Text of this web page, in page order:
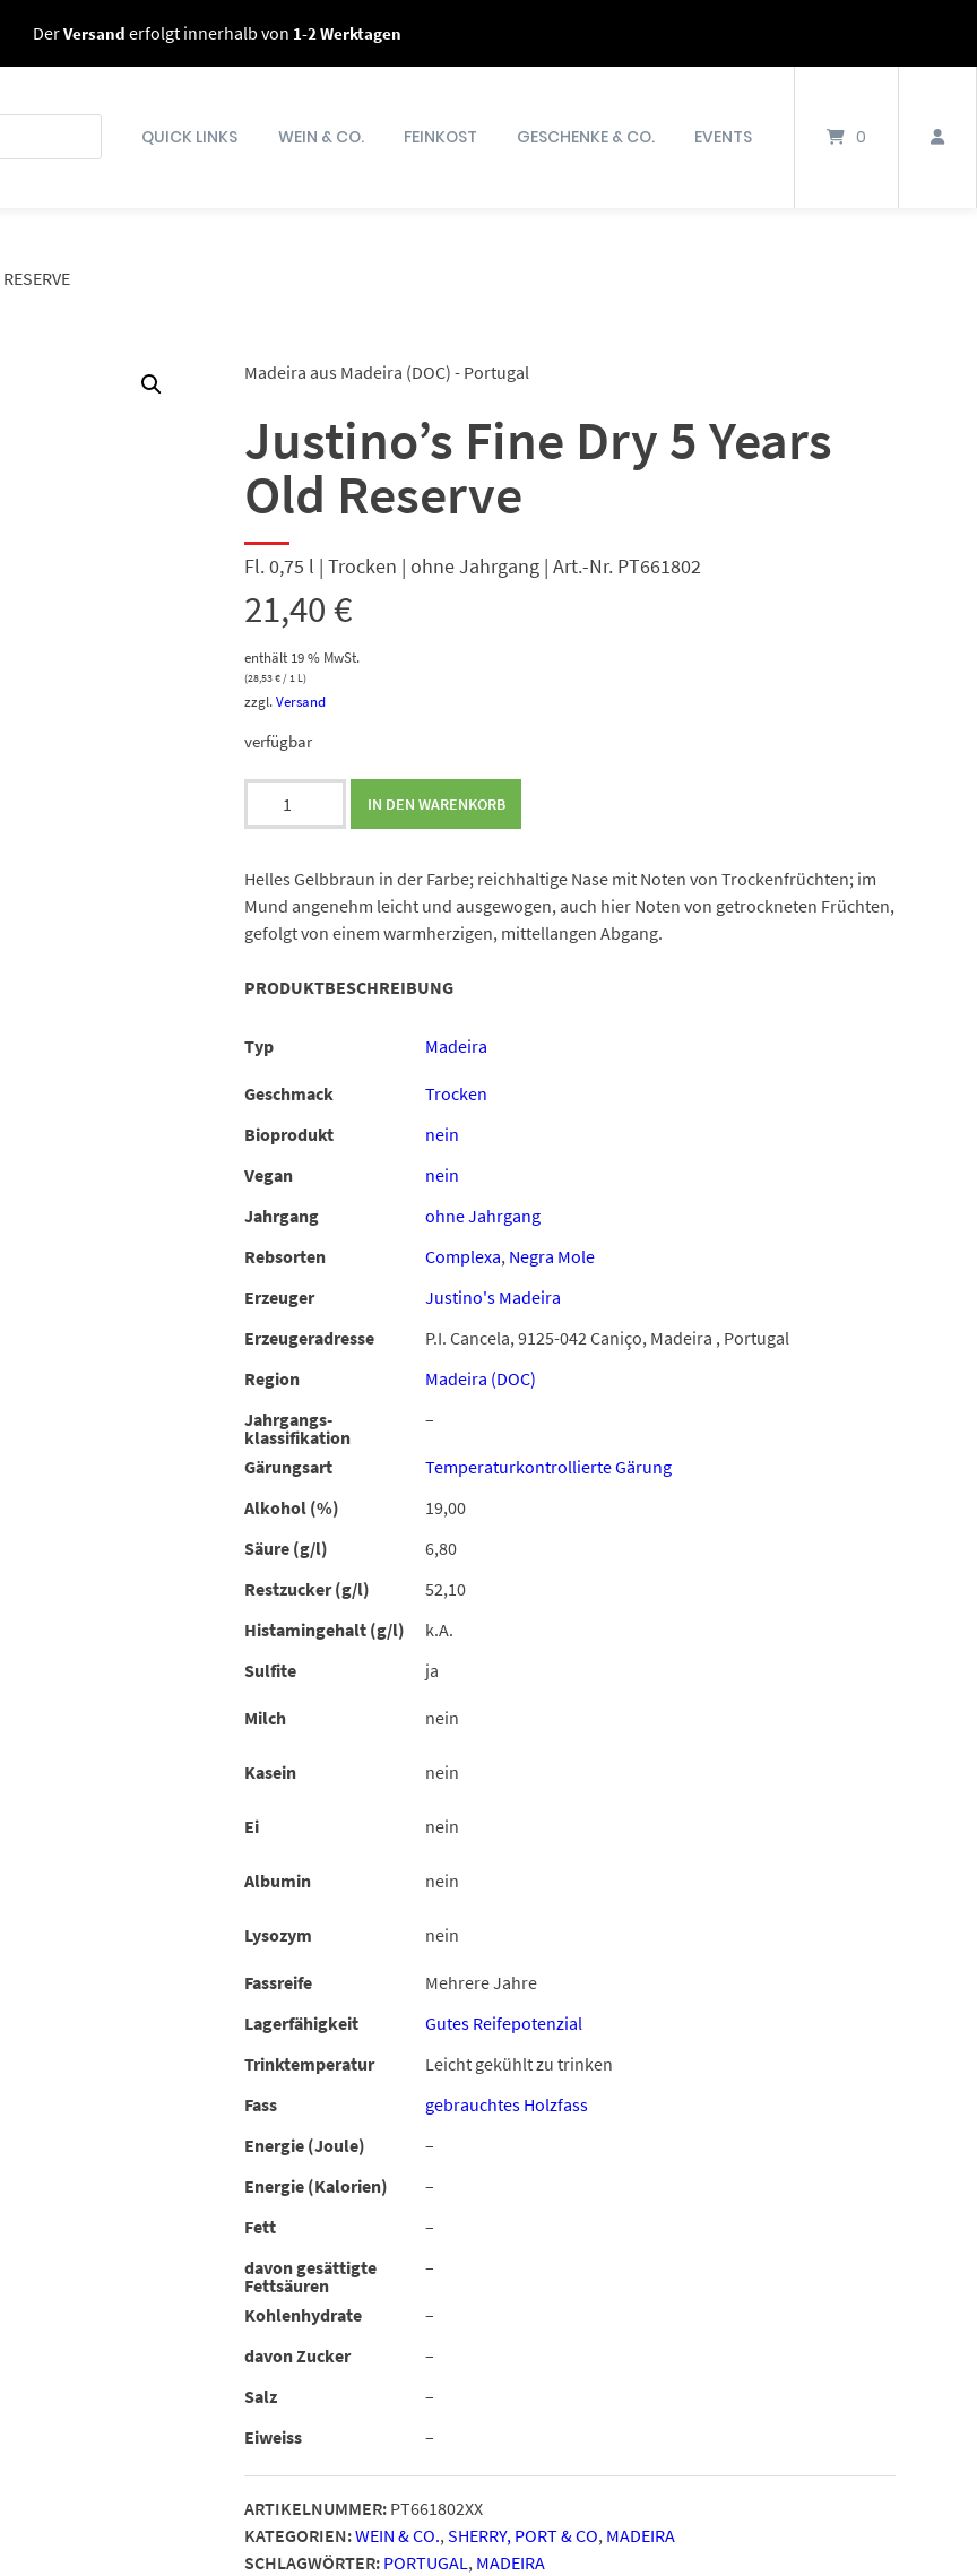
DerVersand erfolgt innerhalb von 1-2 Werktagen
QUICK LINKS WEIN & CO. FEINKOST GESCHENKE & CO. EVENTS 0
Madeira aus Madeira (DOC) - Portugal
Justino’s Fine Dry 5 Years
Old Reserve
Fl. 0,75 l | Trocken | ohne Jahrgang | Art.-Nr. PT661802
21,40€
enthält 19 % MwSt.
(28,53€/ 1 L)
zzgl.Versand
verfügbar
5
Years
Old
Menge
IN DEN WARENKORB
Helles Gelbbraun in der Farbe; reichhaltige Nase mit Noten von Trockenfrüchten; im
Mund angenehm leicht und ausgewogen, auch hier Noten von getrockneten Früchten,
gefolgt von einem warmherzigen, mittellangen Abgang.
PRODUKTBESCHREIBUNG
Typ Madeira
Geschmack
Trocken
Bioprodukt
nein
Vegan
nein
Jahrgang
ohne Jahrgang
Rebsorten
Complexa, Negra Mole
Erzeuger
Justino's Madeira
Erzeugeradresse
P.I. Cancela, 9125-042 Caniço, Madeira , Portugal
Region
Madeira (DOC)
Jahrgangs-
klassifikation
–
Gärungsart
Temperaturkontrollierte Gärung
Alkohol (%)
19,00
Säure (g/l)
6,80
Restzucker (g/l)
52,10
Histamingehalt (g/l)
k.A.
Sulfite
ja
Milch nein
Kasein nein
Ei nein
Albumin nein
Lysozym nein
Fassreife
Mehrere Jahre
Lagerfähigkeit
Gutes Reifepotenzial
Trinktemperatur
Leicht gekühlt zu trinken
Fass
gebrauchtes Holzfass
Energie (Joule)
–
Energie (Kalorien)
–
Fett
–
davon gesättigte
Fettsäuren
–
Kohlenhydrate
–
davon Zucker
–
Salz
–
Eiweiss
–
ARTIKELNUMMER: PT661802XX
KATEGORIEN:WEIN & CO.,SHERRY, PORT & CO, MADEIRA
SCHLAGWÖRTER: PORTUGAL, MADEIRA